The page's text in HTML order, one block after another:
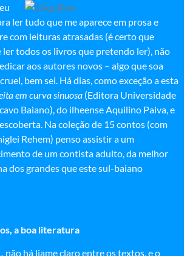
ler tudo que me aparece em prosa e
com leituras atrasadas (é certo que
ler todos os livros que pretendo ler), não
aos autores novos – algo que soa
bem sei. Há dias, como exceção a esta
em curva sinuosa (Editora Universidade
Baiano), do ilheense Aquilino Paiva, e
Na coleção de 15 contos (com
Rehem) penso assistir a um
de um contista adulto, da melhor
dos grandes que este sul-baiano
a boa literatura
não há liame claro entre os textos, e o